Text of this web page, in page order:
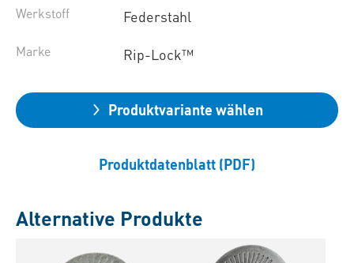
Werkstoff Federstahl
Marke Rip-Lock™
Produktvariante wählen
Produktdatenblatt (PDF)
Alternative Produkte